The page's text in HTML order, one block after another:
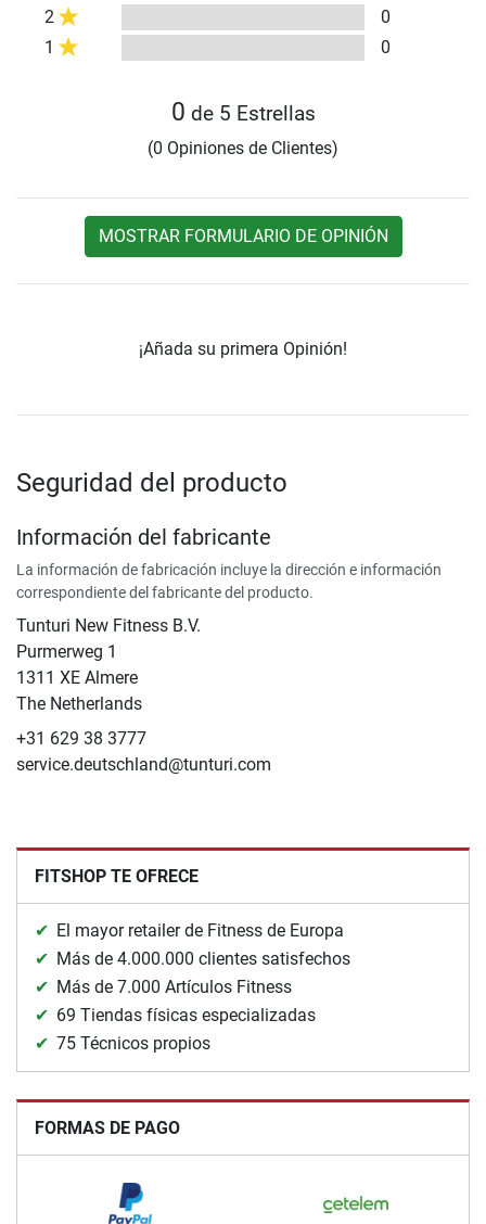
2
0
1
0
0 de 5 Estrellas
(0 Opiniones de Clientes)
MOSTRAR FORMULARIO DE OPINIÓN
¡Añada su primera Opinión!
Seguridad del producto
Información del fabricante
La información de fabricación incluye la dirección e información
correspondiente del fabricante del producto.
Tunturi New Fitness B.V.
​Purmerweg 1
1311 XE Almere
The Netherlands
+31 629 38 3777
service.deutschland@tunturi.com
FITSHOP TE OFRECE
El mayor retailer de Fitness de Europa
Más de 4.000.000 clientes satisfechos
Más de 7.000 Artículos Fitness
69 Tiendas físicas especializadas
75 Técnicos propios
FORMAS DE PAGO